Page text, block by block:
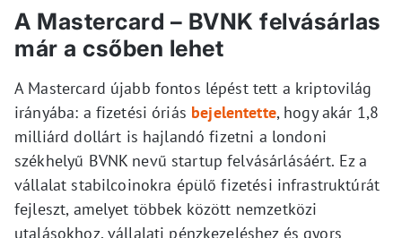
A Mastercard – BVNK felvásárlas
már a csőben lehet
A Mastercard újabb fontos lépést tett a kriptovilág
irányába: a fizetési óriás bejelentette, hogy akár 1,8
milliárd dollárt is hajlandó fizetni a londoni
székhelyű BVNK nevű startup felvásárlásáért. Ez a
vállalat stabilcoinokra épülő fizetési infrastruktúrát
fejleszt, amelyet többek között nemzetközi
utalásokhoz, vállalati pénzkezeléshez és gyors